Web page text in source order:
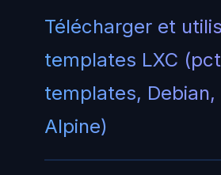
Télécharger et
templates LXC (pct
templates, Debian,
Alpine)